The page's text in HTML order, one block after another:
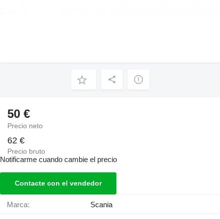
50 €
Precio neto
62 €
Precio bruto
Notificarme cuando cambie el precio
Contacte con el vendedor
Marca: Scania